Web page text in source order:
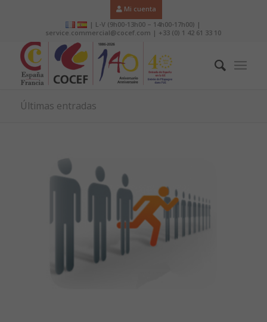
Mi cuenta
| L-V (9h00-13h00 – 14h00-17h00) |
service.commercial@cocef.com | +33 (0) 1 42 61 33 10
Últimas entradas